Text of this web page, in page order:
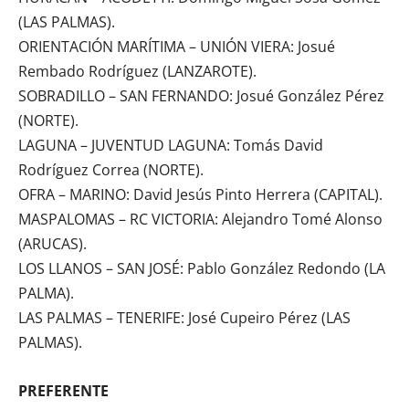
(LAS PALMAS).
ORIENTACIÓN MARÍTIMA – UNIÓN VIERA: Josué
Rembado Rodríguez (LANZAROTE).
SOBRADILLO – SAN FERNANDO: Josué González Pérez
(NORTE).
LAGUNA – JUVENTUD LAGUNA: Tomás David
Rodríguez Correa (NORTE).
OFRA – MARINO: David Jesús Pinto Herrera (CAPITAL).
MASPALOMAS – RC VICTORIA: Alejandro Tomé Alonso
(ARUCAS).
LOS LLANOS – SAN JOSÉ: Pablo González Redondo (LA
PALMA).
LAS PALMAS – TENERIFE: José Cupeiro Pérez (LAS
PALMAS).
PREFERENTE